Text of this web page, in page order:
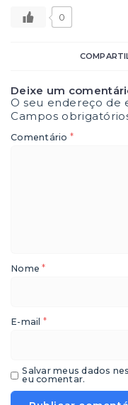
0
Deixe um
O seu endereço de
Campos
Comentário *
Nome*
E-mail *
Salvar meus dados
eu comentar.